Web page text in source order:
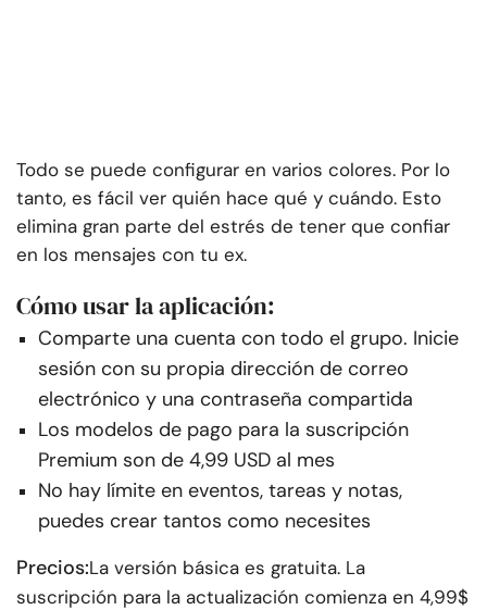
Todo se puede configurar en varios colores. Por lo
tanto, es fácil ver quién hace qué y cuándo. Esto
elimina gran parte del estrés de tener que confiar
en los mensajes con tu ex.
Cómo usar la aplicación:
Comparte una cuenta con todo el grupo. Inicie
sesión con su propia dirección de correo
electrónico y una contraseña compartida
Los modelos de pago para la suscripción
Premium son de 4,99 USD al mes
No hay límite en eventos, tareas y notas,
puedes crear tantos como necesites
Precios:La versión básica es gratuita. La
suscripción para la actualización comienza en 4,99$